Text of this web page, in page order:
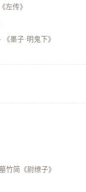
《左传》
《墨子·明鬼下》
竹简《尉缭子》